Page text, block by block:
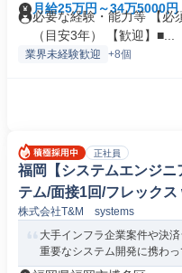
月給25万円～34万5000円
必要な経験・能力等 【必
（目安3年） 【歓迎】■...
業界未経験歓迎 +8個
正社員
福岡【システムエンジ
テム/面接1回/フレック
株式会社T&M systems
大手インフラ企業案件や決
重要なシステム開発に携わっ